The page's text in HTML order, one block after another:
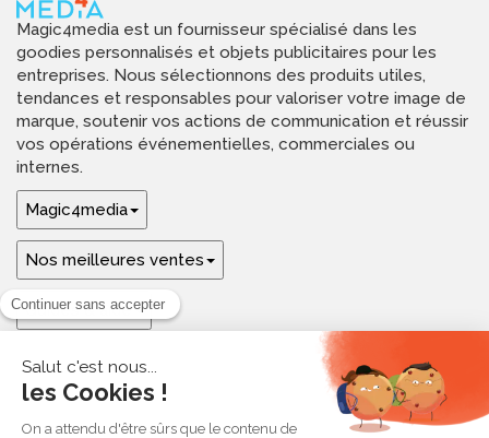
Magic4media est un fournisseur spécialisé dans les
goodies personnalisés et objets publicitaires pour les
entreprises. Nous sélectionnons des produits utiles,
tendances et responsables pour valoriser votre image de
marque, soutenir vos actions de communication et réussir
vos opérations événementielles, commerciales ou
internes.
Magic4media
Nos meilleures ventes
Guides & aide
Ressources & inspirations